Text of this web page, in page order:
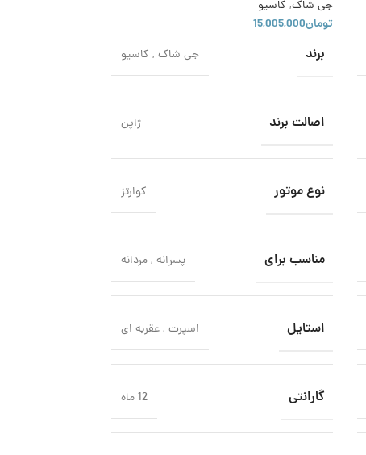
جی شاک, کاسیو
تومان15,005,000
برند جی شاک , کاسیو
اصالت برند ژاپن
نوع موتور کوارتز
مناسب برای پسرانه ,مردانه
استایل اسپرت ,عقربه ای
گارانتی 12 ماه